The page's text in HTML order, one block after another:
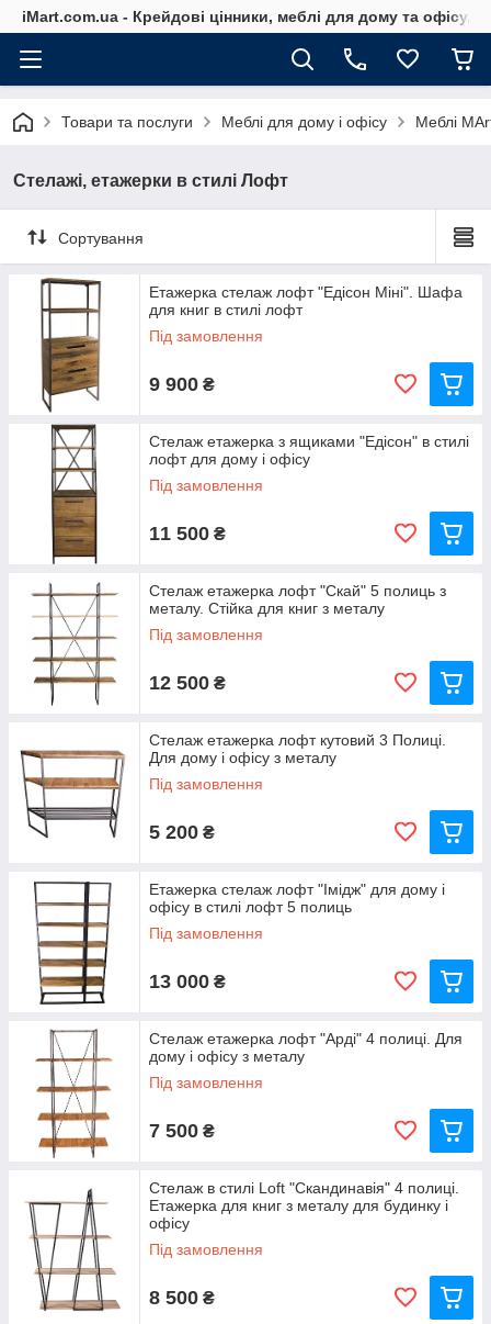
iMart.com.ua - Крейдові цінники, меблі для дому та офісу,
Товари та послуги Меблі для дому і офісу Меблі
Стелажі, етажерки в стилі Лофт
Сортування
Етажерка стелаж лофт "Едісон Міні". Шафа
для книг в стилі лофт
Під замовлення
9 900 ₴
Стелаж етажерка з ящиками "Едісон" в стилі
лофт для дому і офісу
Під замовлення
11 500 ₴
Стелаж етажерка лофт "Скай" 5 полиць з
металу. Стійка для книг з металу
Під замовлення
12 500 ₴
Стелаж етажерка лофт кутовий 3 Полиці.
Для дому і офісу з металу
Під замовлення
5 200 ₴
Етажерка стелаж лофт "Імідж" для дому і
офісу в стилі лофт 5 полиць
Під замовлення
13 000 ₴
Стелаж етажерка лофт "Арді" 4 полиці. Для
дому і офісу з металу
Під замовлення
7 500 ₴
Стелаж в стилі Loft "Скандинавія" 4 полиці.
Етажерка для книг з металу для будинку і
офісу
Під замовлення
8 500 ₴